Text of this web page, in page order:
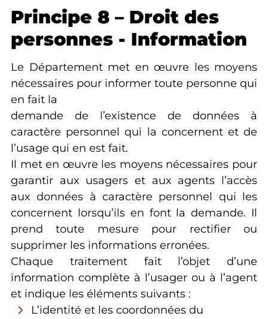
Principe 8 – Droit des
personnes - Information
Le Département met en œuvre les moyens
nécessaires pour informer toute personne qui
en fait la
demande de l’existence de données à
caractère personnel qui la concernent et de
l’usage qui en est fait.
Il met en œuvre les moyens nécessaires pour
garantir aux usagers et aux agents l’accès
aux données à caractère personnel qui les
concernent lorsqu’ils en font la demande. Il
prend toute mesure pour rectifier ou
supprimer les informations erronées.
Chaque traitement fait l’objet d’une
information complète à l’usager ou à l’agent
et indique les éléments suivants :
L’identité et les coordonnées du